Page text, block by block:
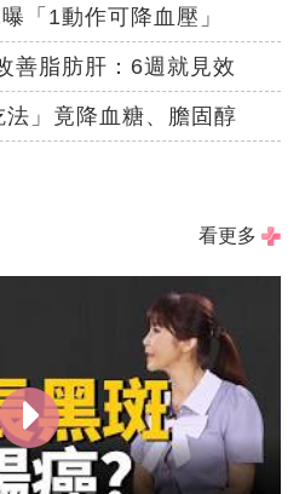
「1動作可降血壓」
善脂肪肝：6週就見效
」竟降血糖、膽固醇
看更多